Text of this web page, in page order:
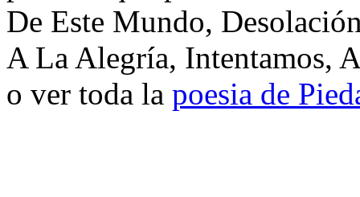
De Este Mundo,
A La Alegría, Intentamos,
o ver toda la poesia de